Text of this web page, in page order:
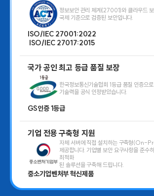
정보보안 관리 체계(27001)와 클라우드
국제 기준으로 검증된 보안입니다.
ISO/IEC 27001:2022
ISO/IEC 27017:2015
국가 공인 최고 등급 품질 보장
한국정보통신기술협회 1등급 품질 인증으
기술력을 공식 인정받았습니다.
GS인증 1등급
기업 전용 구축형 지원
자체 서버에 직접 설치하는 구축형(On-
제공합니다. 기업별 보안 요구사항을 준수
최적화
된 솔루션을 구축해 드립니다.
중소기업벤처부 혁신제품